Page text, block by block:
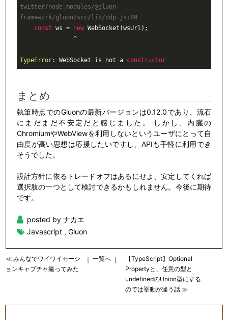
twitter/node_modules/@gluon-
framework/gluon/src/lib/cdp.js:89
const ws = new WebSocket(wsUrl);
TypeError: WebSocket is not a constructor
まとめ
執筆時点でのGluonの最新バージョンは0.12.0であり、流石
にまだまだ不安定だと感じました。 しかし、内臓の
ChromiumやWebViewを利用しないというユーザにとって自
由度が高い思想は応援したいですし、APIも手軽に利用でき
そうでした。
設計方針に依るトレードオフはあるにせよ、安定してくれば
選択肢の一つとして検討できるかもしれません。今後に期待
です。
posted by ナカエ
Javascript, Gluon
≪ みんなでワイワイモーシ
ョンキャプチャ撮ってみた
｜一覧へ ｜
【TypeScript】Optional
Propertyと、任意の型と
undefinedのUnion型にする
のでは挙動が違う話 ≫